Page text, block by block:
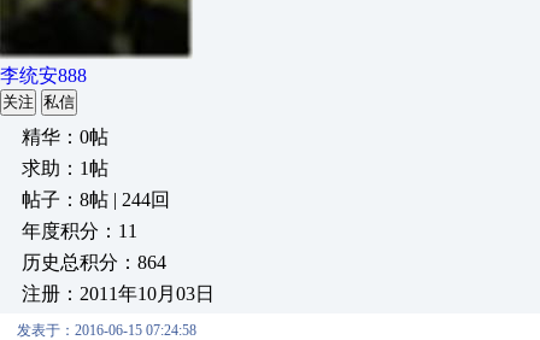
李统安888
关注 私信
精华：0帖
求助：1帖
帖子：8帖 | 244回
年度积分：11
历史总积分：864
注册：2011年10月03日
发表于：2016-06-15 07:24:58